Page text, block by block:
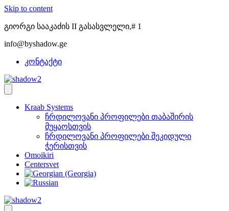
Skip to content
გიორგი სააკაძის II გასასვლელი,# 1
info@byshadow.ge
კონტაქტი
Kraab Systems
ჩრდილოვანი პროფილები თაბაშირის
მუყაოსთვის
ჩრდილოვანი პროფილები შეკიდული
ჭერისთვის
Omoikiri
Centersvet